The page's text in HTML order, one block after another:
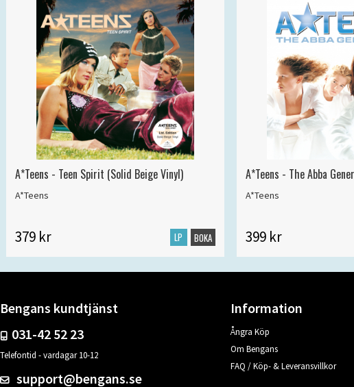
A*Teens - Teen Spirit (Solid Beige Vinyl)
A*Teens
379 kr LP BOKA
A*Teens - The Abba
A*Teens
399 kr
Bengans kundtjänst
031-42 52 23
Telefontid - vardagar 10-12
support@bengans.se
Information
Ångra Köp
Om Bengans
FAQ / Köp- & Leveransvillkor